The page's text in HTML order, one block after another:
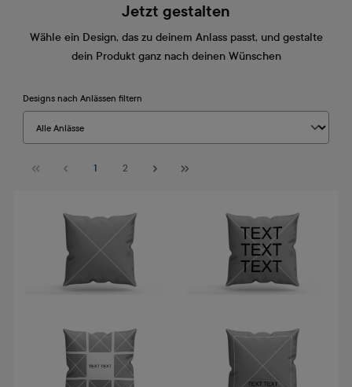
Jetzt gestalten
Wähle ein Design, das zu deinem Anlass passt, und gestalte
dein Produkt ganz nach deinen Wünschen
Designs nach Anlässen filtern
Seite
1 Seite
2